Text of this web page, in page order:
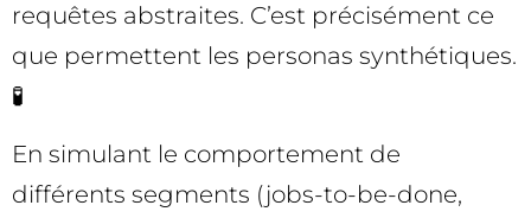
requêtes abstraites. C’est précisément ce
que permettent les personas synthétiques.
🧪
En simulant le comportement de
différents segments (jobs-to-be-done,